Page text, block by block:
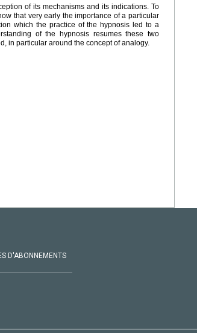
of its mechanisms and its indications. To
that very early the importance of a particular
which the practice of the hypnosis led to a
of the hypnosis resumes these two
in particular around the concept of analogy.
D'ABONNEMENTS